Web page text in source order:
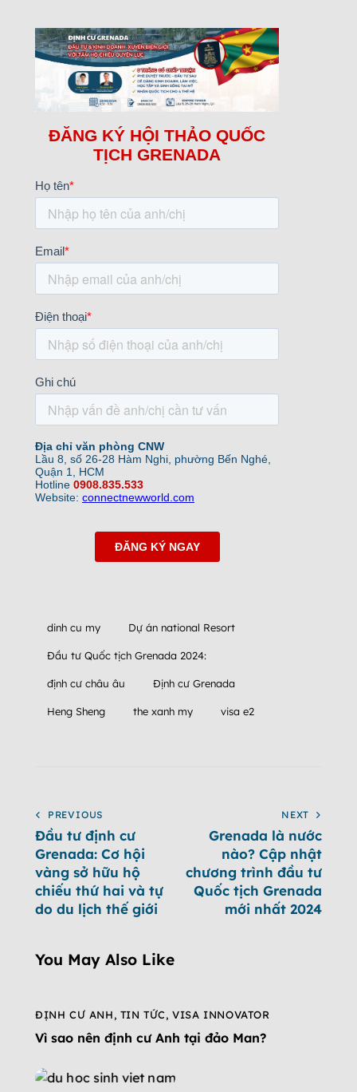
dinh cu my Dự án national Resort
Đầu tư Quốc tịch Grenada 2024:
định cư châu âu Định cư Grenada
Heng Sheng the xanh my visa e2
PREVIOUS
Đầu tư định cư
Grenada: Cơ hội
vàng sở hữu hộ
chiếu thứ hai và tự
do du lịch thế giới
NEXT
Grenada là nước
nào? Cập nhật
chương trình đầu tư
Quốc tịch Grenada
mới nhất 2024
You May Also Like
ĐỊNH CƯ ANH, TIN TỨC,VISA INNOVATOR
Vì sao nên định cư Anh tại đảo Man?